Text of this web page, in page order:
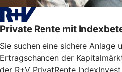
Private Rente mit
Sie suchen eine sichere Anlage
Ertragschancen der
der R+V PrivatRente